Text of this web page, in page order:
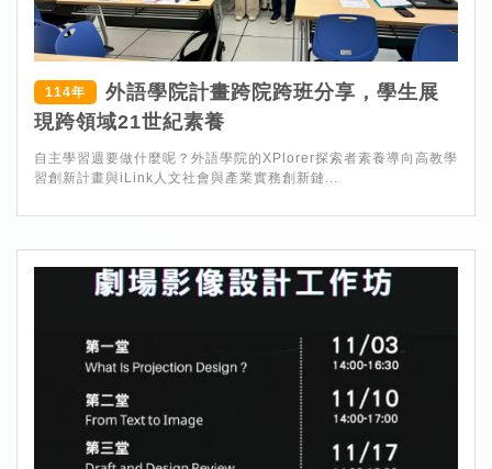
114年
外語學院計畫跨院跨班分享，學生展
現跨領域21世紀素養
自主學習週要做什麼呢？外語學院的XPlorer探索者素養導向高教學
習創新計畫與iLink人文社會與產業實務創新鏈...